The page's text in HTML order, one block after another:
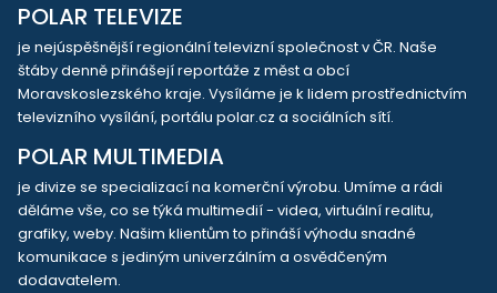
POLAR TELEVIZE
je nejúspěšnější regionální televizní společnost v ČR. Naše
štáby denně přinášejí reportáže z měst a obcí
Moravskoslezského kraje. Vysíláme je k lidem prostřednictvím
televizního vysílání, portálu polar.cz a sociálních sítí.
POLAR MULTIMEDIA
je divize se specializací na komerční výrobu. Umíme a rádi
děláme vše, co se týká multimedií - videa, virtuální realitu,
grafiky, weby. Našim klientům to přináší výhodu snadné
komunikace s jediným univerzálním a osvědčeným
dodavatelem.